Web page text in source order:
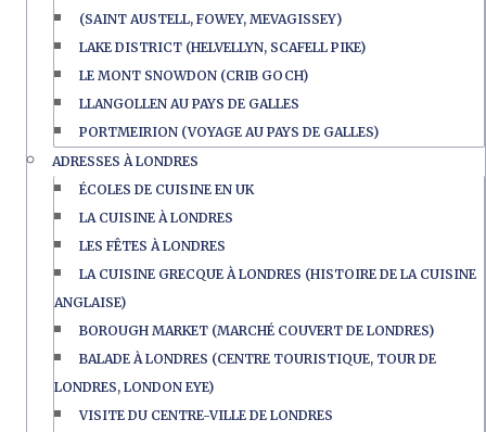
(SAINT AUSTELL, FOWEY, MEVAGISSEY)
LAKE DISTRICT (HELVELLYN, SCAFELL PIKE)
LE MONT SNOWDON (CRIB GOCH)
LLANGOLLEN AU PAYS DE GALLES
PORTMEIRION (VOYAGE AU PAYS DE GALLES)
ADRESSES À LONDRES
ÉCOLES DE CUISINE EN UK
LA CUISINE À LONDRES
LES FÊTES À LONDRES
LA CUISINE GRECQUE À LONDRES (HISTOIRE DE LA CUISINE
ANGLAISE)
BOROUGH MARKET (MARCHÉ COUVERT DE LONDRES)
BALADE À LONDRES (CENTRE TOURISTIQUE, TOUR DE
LONDRES, LONDON EYE)
VISITE DU CENTRE-VILLE DE LONDRES